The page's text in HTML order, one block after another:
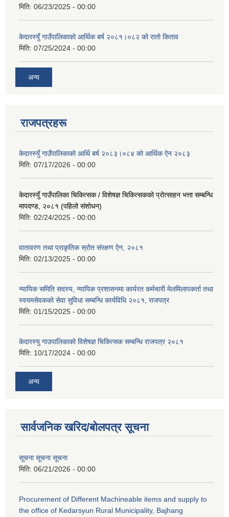
मिति: 06/23/2025 - 00:00
केदारस्युँ गाउँपालिकाको आर्थिक बर्ष २०८१।०८२ को रातो किताव
मिति: 07/25/2024 - 00:00
अन्य
राजपत्रहरू
केदारस्युँ गाउँपालिकाकाे आर्थि बर्ष २०८३।०८४ काे आर्थिक ऐन २०८३
मिति: 07/17/2026 - 00:00
केदारस्युँ गाउँपालिका चिकित्सक / विशेषज्ञ चिकित्सकको प्रोत्साहन भत्ता सम्बन्धि
मापदण्ड, २०८१ (पहिलो संशोधन)
मिति: 02/24/2025 - 00:00
वातावरण तथा प्राकृतिक स्रोत संरक्षण ऐन, २०८१
मिति: 02/13/2025 - 00:00
न्यायिक समिति सदस्य, न्यायिक प्रशासनमा कार्यरत कर्मचारी मेलमिलापकर्ता तथा
स्वयमसेवकको सेवा सुविधा सम्बन्धि कार्यविधि २०८१, राजपत्र
मिति: 01/15/2025 - 00:00
केदारस्यु गाउपालिकाको विशेषज्ञ चिकित्सक सम्बन्धि राजपत्र २०८१
मिति: 10/17/2024 - 00:00
अन्य
सार्वजनिक खरिद/बोलपत्र सूचना
सूचना सूचना सूचना
मिति: 06/21/2026 - 00:00
Procurement of Different Machineable items and supply to
the office of Kedarsyun Rural Municipality, Bajhang